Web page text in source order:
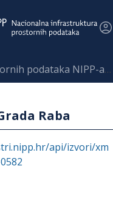
podataka NIPP-a
Raba
api/izvori/xm